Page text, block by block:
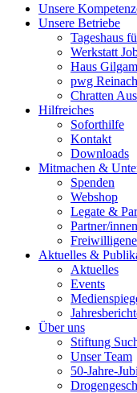
Unsere
Unsere Betriebe
Tageshaus
Werkstatt
Haus
pwg Reinach
Chratten
Hilfreiches
Soforthilfe
Kontakt
Downloads
Mitmachen &
Spenden
Webshop
Legate &
Partner/
Aktuelles &
Aktuelles
Events
Über uns
Stiftung
Unser Team
50-Jahre-